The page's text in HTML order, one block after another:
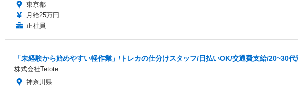
東京都
月給25万円
正社員
「未経験から始めやすい軽作業」/トレカの仕分けスタッフ/日払いOK/交通費支給/20~30代
株式会社Tetote
神奈川県